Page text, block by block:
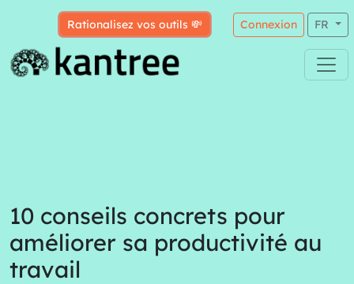
Rationalisez vos outils 💸 Connexion FR
10 conseils concrets pour
améliorer sa productivité au
travail